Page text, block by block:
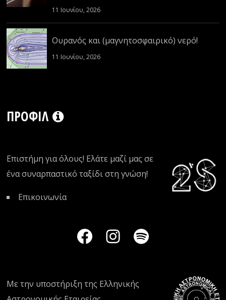
11 Ιουνίου, 2026
Ουρανός και (μαγνητοσφαιρικό) νερό!
11 Ιουνίου, 2026
ΠΡΟΦΊΛ
Επιστήμη για όλους! Ελάτε μαζί μας σε
ένα συναρπαστικό ταξίδι στη γνώση!
Επικοινωνία
Με την υποστήριξη της Ελληνικής